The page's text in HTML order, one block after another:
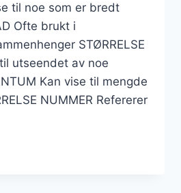
til noe som er bredt
Ofte brukt i
STØRRELSE
utseendet av noe
Kan vise til mengde
NUMMER Refererer